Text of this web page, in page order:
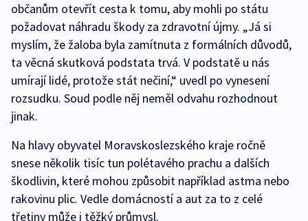
občanům otevřít cesta k tomu, aby mohli po státu
požadovat náhradu škody za zdravotní újmy. „Já si
myslím, že žaloba byla zamítnuta z formálních důvodů,
ta věcná skutková podstata trvá. V podstatě u nás
umírají lidé, protože stát nečiní,“ uvedl po vynesení
rozsudku. Soud podle něj neměl odvahu rozhodnout
jinak.
Na hlavy obyvatel Moravskoslezského kraje ročně
snese několik tisíc tun polétavého prachu a dalších
škodlivin, které mohou způsobit například astma nebo
rakovinu plic. Vedle domácností a aut za to z celé
třetiny může i těžký průmysl.